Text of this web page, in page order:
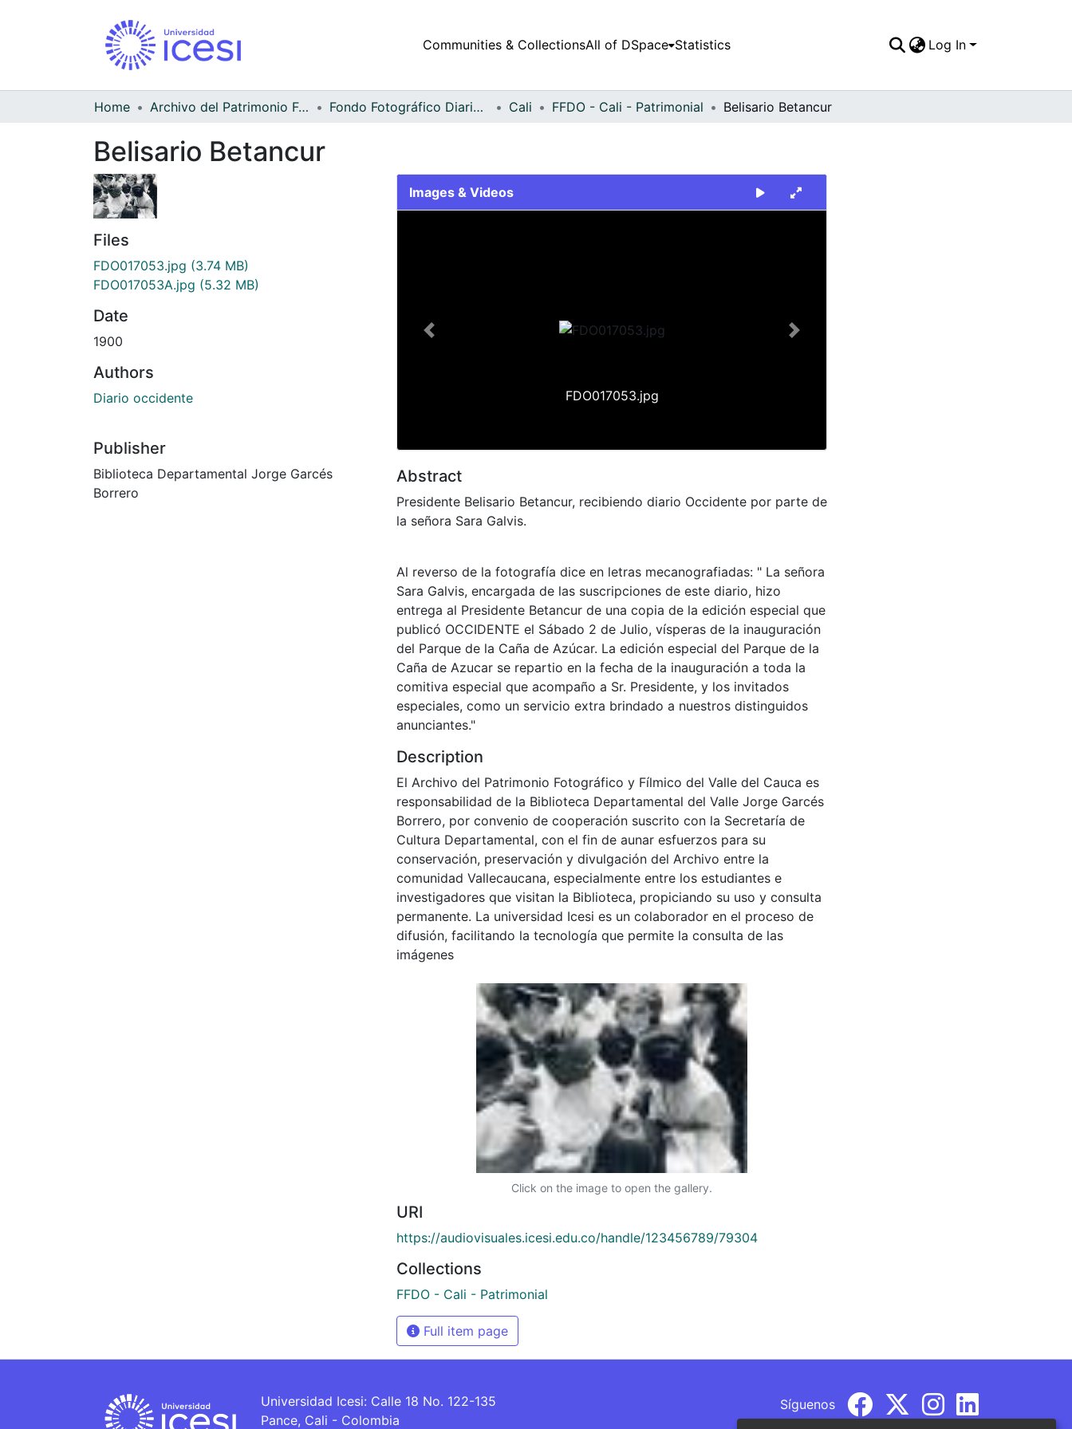
Communities & CollectionsAll of DSpace Statistics Log In
Home Archivo del Patrimonio Fotográfico y Fílmico del Valle del Cauca Fondo Fotográfico Diario Occidente Cali FFDO - Cali - Patrimonial Belisario Betancur
Belisario Betancur
Files
FDO017053.jpg (3.74 MB)
FDO017053A.jpg (5.32 MB)
Date
1900
Authors
Diario occidente
Publisher
Biblioteca Departamental Jorge Garcés
Borrero
Images & Videos
FDO017053.jpg
Previous Next
Abstract
Presidente Belisario Betancur, recibiendo diario Occidente por parte de
la señora Sara Galvis.
Al reverso de la fotografía dice en letras mecanografiadas: " La señora
Sara Galvis, encargada de las suscripciones de este diario, hizo
entrega al Presidente Betancur de una copia de la edición especial que
publicó OCCIDENTE el Sábado 2 de Julio, vísperas de la inauguración
del Parque de la Caña de Azúcar. La edición especial del Parque de la
Caña de Azucar se repartio en la fecha de la inauguración a toda la
comitiva especial que acompaño a Sr. Presidente, y los invitados
especiales, como un servicio extra brindado a nuestros distinguidos
anunciantes."
Description
El Archivo del Patrimonio Fotográfico y Fílmico del Valle del Cauca es
responsabilidad de la Biblioteca Departamental del Valle Jorge Garcés
Borrero, por convenio de cooperación suscrito con la Secretaría de
Cultura Departamental, con el fin de aunar esfuerzos para su
conservación, preservación y divulgación del Archivo entre la
comunidad Vallecaucana, especialmente entre los estudiantes e
investigadores que visitan la Biblioteca, propiciando su uso y consulta
permanente. La universidad Icesi es un colaborador en el proceso de
difusión, facilitando la tecnología que permite la consulta de las
imágenes
Click on the image to open the gallery.
URI
https://audiovisuales.icesi.edu.co/handle/123456789/79304
Collections
FFDO - Cali - Patrimonial
Full item page
Universidad Icesi: Calle 18 No. 122-135
Pance, Cali - Colombia
Síguenos